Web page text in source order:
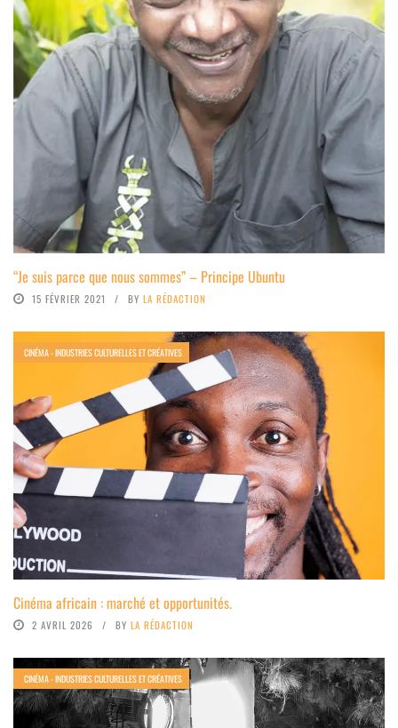
“Je suis parce que nous sommes” – Principe Ubuntu
15 FÉVRIER 2021 BY LA RÉDACTION
CINÉMA - INDUSTRIES CULTURELLES ET CRÉATIVES
Cinéma africain : marché et opportunités.
2 AVRIL 2026 BY LA RÉDACTION
CINÉMA - INDUSTRIES CULTURELLES ET CRÉATIVES